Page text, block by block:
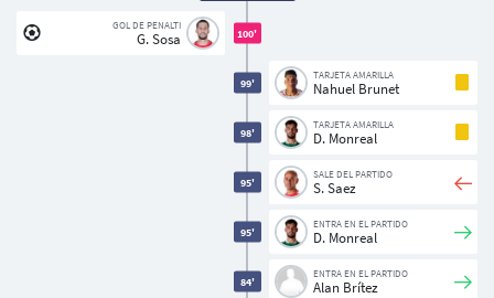
84'
ENTRA EN EL PARTIDO
Alan Brítez
95'
ENTRA EN EL PARTIDO
D. Monreal
95'
SALE DEL PARTIDO
S. Saez
98'
TARJETA AMARILLA
D. Monreal
99'
TARJETA AMARILLA
Nahuel Brunet
100'
GOL DE PENALTI
G. Sosa